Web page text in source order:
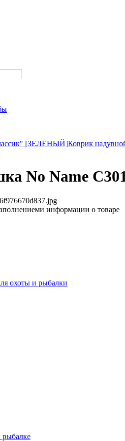
[ЗЕЛЕНЫЙ]Коврик
No Name
информации о товаре
охоты и рыбалки
рыбалке